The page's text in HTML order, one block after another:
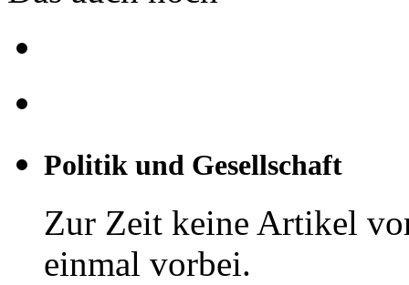
Politik und Gesellschaft
Zur Zeit keine Artikel
einmal vorbei.